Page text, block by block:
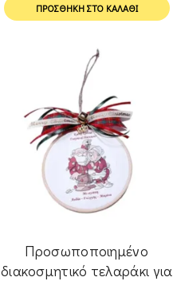
ΠΡΟΣΘΉΚΗ ΣΤΟ ΚΑΛΆΘΙ
Προσωποποιημένο
διακοσμητικό τελαράκι για